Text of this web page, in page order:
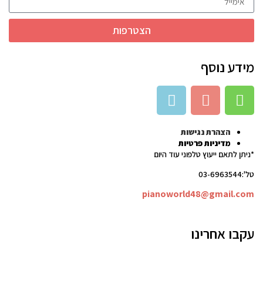
הצטרפות
מידע נוסף
הצהרת נגישות
מדיניות פרטיות
*ניתן לתאם ייעוץ טלפוני עוד היום
טל':03-6963544
pianoworld48@gmail.com
עקבו אחרינו